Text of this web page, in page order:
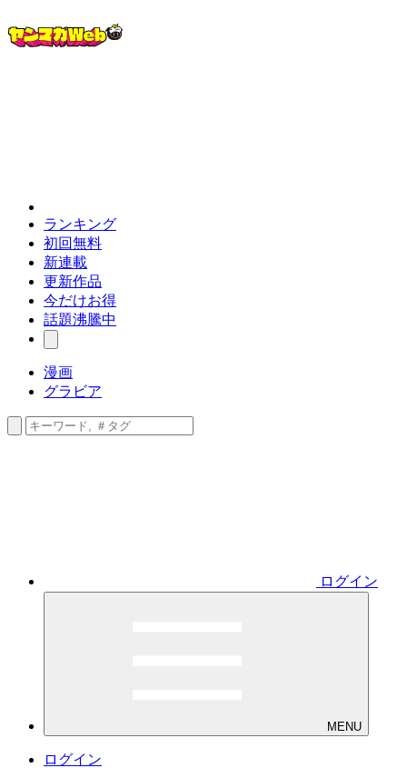
ランキング
初回無料
新連載
更新作品
今だけお得
話題沸騰中
漫画
グラビア
ログイン
MENU
ログイン